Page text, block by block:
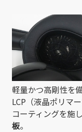
軽量かつ高剛性を
LCP（液晶ポリマ
コーティングを施し
板。